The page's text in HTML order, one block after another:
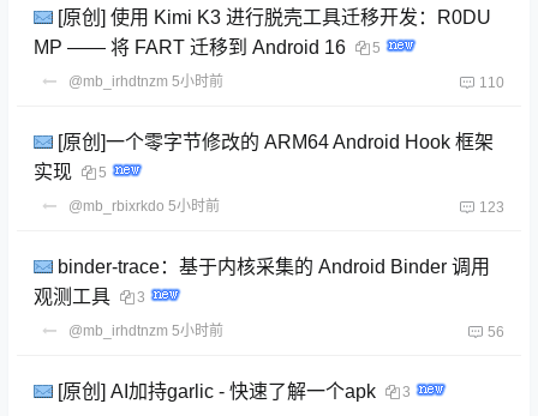
[原创] 使用 Kimi K3 进行脱壳工具迁移开发：R0DU
MP —— 将 FART 迁移到 Android 16
5
@mb_irhdtnzm 5小时前 110
[原创]一个零字节修改的 ARM64 Android Hook 框架
实现
5
@mb_rbixrkdo 5小时前 123
binder-trace：基于内核采集的 Android Binder 调用
观测工具
3
@mb_irhdtnzm 5小时前 56
[原创] AI加持garlic - 快速了解一个apk
3